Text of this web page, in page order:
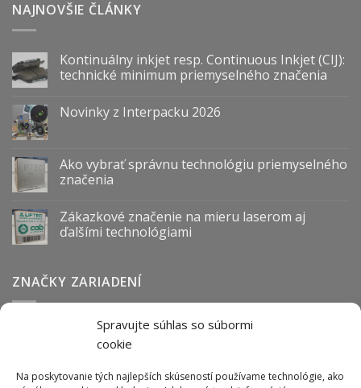
Spravujte súhlas so súbormi
cookie
Na poskytovanie tých najlepších skúseností používame technológie, ako
NAJNOVŠIE ČLÁNKY
Kontinuálny inkjet resp. Continuous Inkjet (CIJ):
technické minimum priemyselného značenia
Novinky z Interpacku 2026
Ako vybrať správnu technológiu priemyselného
značenia
Zákazkové značenie na mieru laserom aj
ďalšími technológiami
ZNAČKY ZARIADENÍ
Anser Arca BOFA cab Carl Valentin
Datalogic Hitachi
Norwix
Purex Tiflex Tykma Zanasi